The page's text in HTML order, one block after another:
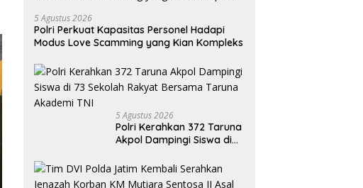
5 Agustus 2026
Polri Perkuat Kapasitas Personel Hadapi
Modus Love Scamming yang Kian Kompleks
5 Agustus 2026
Polri Kerahkan 372 Taruna
Akpol Dampingi Siswa di
Bersama Taruna Akademi
TNI